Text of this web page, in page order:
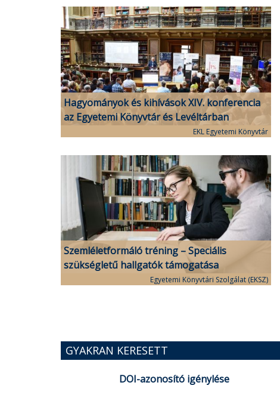
Hagyományok és kihívások XIV. konferencia
az Egyetemi Könyvtár és Levéltárban
EKL Egyetemi Könyvtár
Szemléletformáló tréning – Speciális
szükségletű hallgatók támogatása
Egyetemi Könyvtári Szolgálat (EKSZ)
GYAKRAN KERESETT
DOI-azonosító igénylése